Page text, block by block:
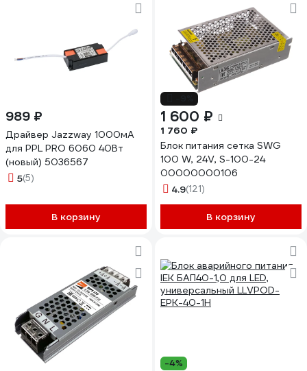
989 ₽
Драйвер Jazzway 1000мА
для PPL PRO 6060 40Вт
(новый) 5036567
5(5)
В корзину
1 600 ₽
1 760 ₽
Блок питания сетка SWG
100 W, 24V, S-100-24
00000000106
4.9(121)
В корзину
-4%